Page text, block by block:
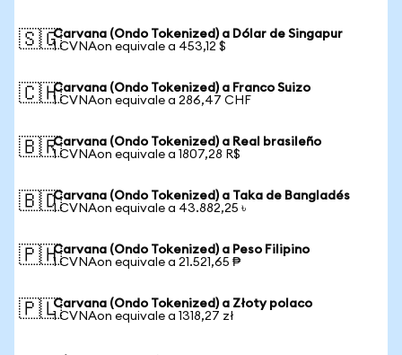
🇸🇬Carvana (Ondo Tokenized) a Dólar de Singapur
1 CVNAon equivale a 453,12 $
🇨🇭Carvana (Ondo Tokenized) a Franco Suizo
1 CVNAon equivale a 286,47 CHF
🇧🇷Carvana (Ondo Tokenized) a Real brasileño
1 CVNAon equivale a 1807,28 R$
🇧🇩Carvana (Ondo Tokenized) a Taka de Bangladés
1 CVNAon equivale a 43.882,25 ৳
🇵🇭Carvana (Ondo Tokenized) a Peso Filipino
1 CVNAon equivale a 21.521,65 ₱
🇵🇱Carvana (Ondo Tokenized) a Złoty polaco
1 CVNAon equivale a 1318,27 zł